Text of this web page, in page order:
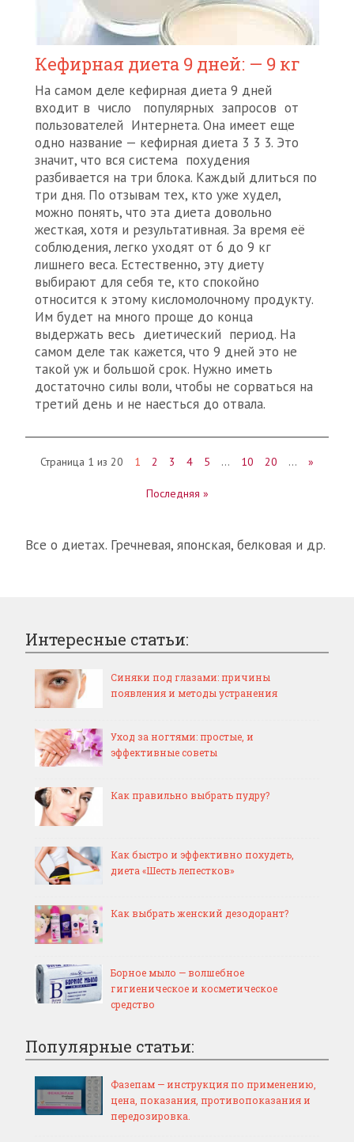
Кефирная диета 9 дней: — 9 кг
На самом деле кефирная диета 9 дней
входит в число популярных запросов от
пользователей Интернета. Она имеет еще
одно название — кефирная диета 3 3 3. Это
значит, что вся система похудения
разбивается на три блока. Каждый длиться по
три дня. По отзывам тех, кто уже худел,
можно понять, что эта диета довольно
жесткая, хотя и результативная. За время её
соблюдения, легко уходят от 6 до 9 кг
лишнего веса. Естественно, эту диету
выбирают для себя те, кто спокойно
относится к этому кисломолочному продукту.
Им будет на много проще до конца
выдержать весь диетический период. На
самом деле так кажется, что 9 дней это не
такой уж и большой срок. Нужно иметь
достаточно силы воли, чтобы не сорваться на
третий день и не наесться до отвала.
Страница 1 из 20 1 2 3 4 5 … 10 20 … »
Последняя »
Все о диетах. Гречневая, японская, белковая и др.
Интересные статьи:
Синяки под глазами: причины
появления и методы устранения
Уход за ногтями: простые, и
эффективные советы
Как правильно выбрать пудру?
Как быстро и эффективно похудеть,
диета «Шесть лепестков»
Как выбрать женский дезодорант?
Борное мыло — волшебное
гигиеническое и косметическое
средство
Популярные статьи:
Фазепам — инструкция по применению,
цена, показания, противопоказания и
передозировка.